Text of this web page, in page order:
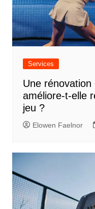
Services
Une
améliore-t-elle
jeu ?
Elowen Faelnor